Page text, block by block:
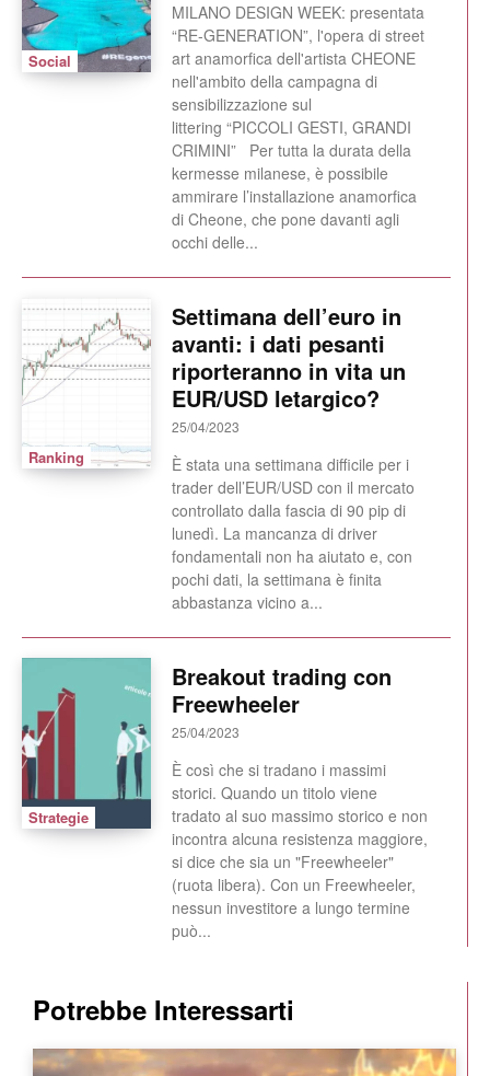
Potrebbe Interessarti
Social
MILANO DESIGN WEEK: presentata
“RE-GENERATION”, l'opera di street
art anamorfica dell'artista CHEONE
nell'ambito della campagna di
sensibilizzazione sul
littering “PICCOLI GESTI, GRANDI
CRIMINI” Per tutta la durata della
kermesse milanese, è possibile
ammirare l’installazione anamorfica
di Cheone, che pone davanti agli
occhi delle...
Ranking
Settimana dell’euro in
avanti: i dati pesanti
riporteranno in vita un
EUR/USD letargico?
25/04/2023
È stata una settimana difficile per i
trader dell’EUR/USD con il mercato
controllato dalla fascia di 90 pip di
lunedì. La mancanza di driver
fondamentali non ha aiutato e, con
pochi dati, la settimana è finita
abbastanza vicino a...
Strategie
Breakout trading con
Freewheeler
25/04/2023
È così che si tradano i massimi
storici. Quando un titolo viene
tradato al suo massimo storico e non
incontra alcuna resistenza maggiore,
si dice che sia un "Freewheeler"
(ruota libera). Con un Freewheeler,
nessun investitore a lungo termine
può...